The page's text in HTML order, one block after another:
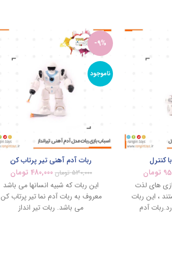
کنترل
تومان
های لذت
، این ربات
آدم
-9%
ناموجود
ربات آدم آهنی تیر پرتاب کن
530,000 تومان 480,000 تومان
این ربات که شبیه انسانها می باشد
معروف به ربات آدم نما تیر پرتاب کن
می باشد. ربات تیر انداز